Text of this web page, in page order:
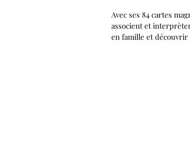
Avec ses 84 cartes
associent et
en famille et